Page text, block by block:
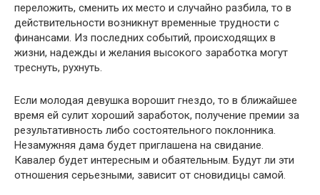
переложить, сменить их место и случайно разбила, то в
действительности возникнут временные трудности с
финансами. Из последних событий, происходящих в
жизни, надежды и желания высокого заработка могут
треснуть, рухнуть.
Если молодая девушка ворошит гнездо, то в ближайшее
время ей сулит хороший заработок, получение премии за
результативность либо состоятельного поклонника.
Незамужняя дама будет приглашена на свидание.
Кавалер будет интересным и обаятельным. Будут ли эти
отношения серьезными, зависит от сновидицы самой.